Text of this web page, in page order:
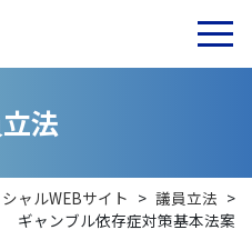
立法
ャルWEBサイト > 議員立法 >
ギャンブル依存症対策基本法案